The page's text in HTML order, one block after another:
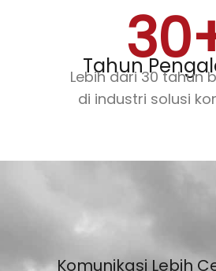
Tahun30
Lebih dari 30 tahun
di industri solusi
Komunikasi Lebih